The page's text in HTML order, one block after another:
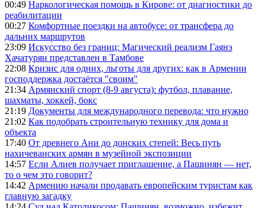
00:49 Наркологическая помощь в Кирове: от диагностики до
реабилитации
00:27 Комфортные поездки на автобусе: от трансфера до
дальних маршрутов
23:09 Искусство без границ: Магический реализм Гаянэ
Хачатурян представлен в Тамбове
22:08 Кризис для одних, льготы для других: как в Армении
господдержка достаётся "своим"
21:34 Армянский спорт (8-9 августа): футбол, плавание,
шахматы, хоккей, бокс
21:19 Документы для международного перевода: что нужно
21:02 Как подобрать строительную технику для дома и
объекта
17:40 От древнего Ани до донских степей: Весь путь
нахичеванских армян в музейной экспозиции
14:57 Если Алиев получает приглашение, а Пашинян — нет,
то о чем это говорит?
14:42 Армению начали продавать европейским туристам как
главную загадку